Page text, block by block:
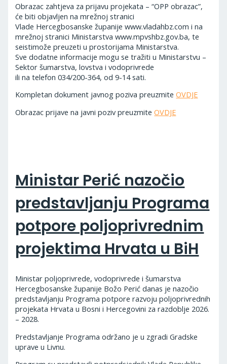
Obrazac zahtjeva za prijavu projekata – “OPP obrazac”,
će biti objavljen na mrežnoj stranici
Vlade Hercegbosanske županije www.vladahbz.com i na
mrežnoj stranici Ministarstva www.mpvshbz.gov.ba, te
seistimože preuzeti u prostorijama Ministarstva.
Sve dodatne informacije mogu se tražiti u Ministarstvu –
Sektor šumarstva, lovstva i vodoprivrede
ili na telefon 034/200-364, od 9-14 sati.
Kompletan dokument javnog poziva preuzmiteOVDJE
Obrazac prijave na javni poziv preuzmiteOVDJE
Ministar Perić nazočio
predstavljanju Programa
potpore poljoprivrednim
projektima Hrvata u BiH
Ministar poljoprivrede, vodoprivrede i šumarstva
Hercegbosanske županije Božo Perić danas je nazočio
predstavljanju Programa potpore razvoju poljoprivrednih
projekata Hrvata u Bosni i Hercegovini za razdoblje 2026.
– 2028.
Predstavljanje Programa održano je u zgradi Gradske
uprave u Livnu.